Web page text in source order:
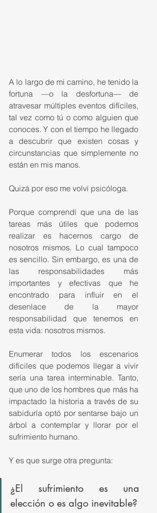
A lo largo de mi camino, he tenido la
fortuna —o la desfortuna— de
atravesar múltiples eventos difíciles,
tal vez como tú o como alguien que
conoces. Y con el tiempo he llegado
a descubrir que existen cosas y
circunstancias que simplemente no
están en mis manos.
Quizá por eso me volví psicóloga.
Porque comprendí que una de las
tareas más útiles que podemos
realizar es hacernos cargo de
nosotros mismos. Lo cual tampoco
es sencillo. Sin embargo, es una de
las responsabilidades más
importantes y efectivas que he
encontrado para influir en el
desenlace de la mayor
responsabilidad que tenemos en
esta vida: nosotros mismos.
Enumerar todos los escenarios
difíciles que podemos llegar a vivir
sería una tarea interminable. Tanto,
que uno de los hombres que más ha
impactado la historia a través de su
sabiduría optó por sentarse bajo un
árbol a contemplar y llorar por el
sufrimiento humano.
Y es que surge otra pregunta:
¿El sufrimiento es una
elección o es algo inevitable?